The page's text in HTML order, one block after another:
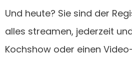
Und heute? Sie sind der
alles streamen, jederzeit
Kochshow oder einen